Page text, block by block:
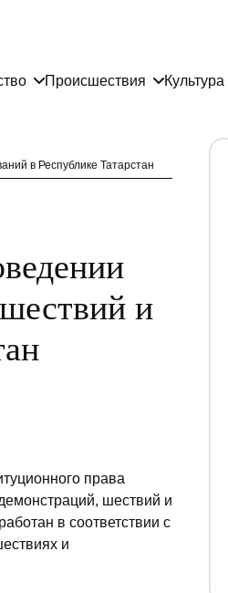
Происшествия Культура
в Республике Татарстан
и
права
шествий и
в соответствии с
и